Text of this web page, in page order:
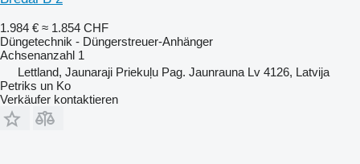
1.984 € ≈ 1.854 CHF
Düngetechnik - Düngerstreuer-Anhänger
Achsenanzahl 1
Lettland, Jaunaraji Priekuļu Pag. Jaunrauna Lv 4126, Latvija
Petriks un Ko
Verkäufer kontaktieren